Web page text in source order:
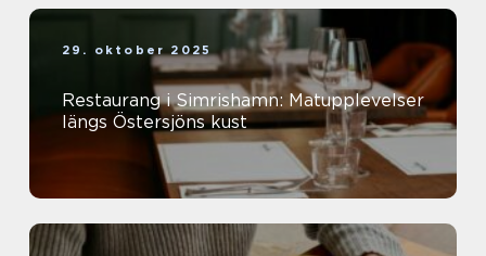
29. oktober 2025
Restaurang i Simrishamn: Matupplevelser
längs Östersjöns kust